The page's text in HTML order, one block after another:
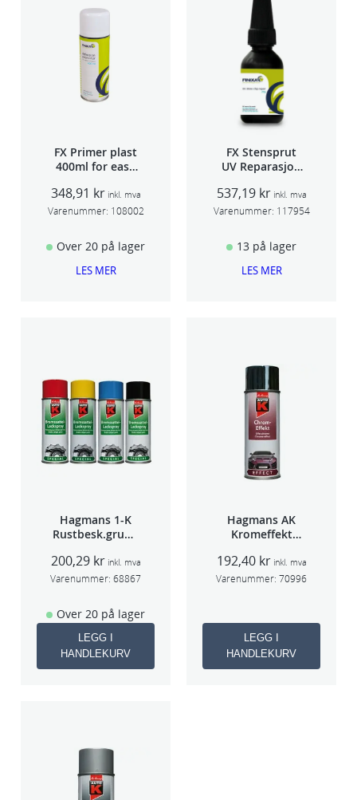
FX Primer plast
400ml for easy
TSP 030
348,91 kr inkl. mva
Varenummer: 108002
Over 20 på lager
LES MER
FX Stensprut
UV Reparasjon
537,19 kr inkl. mva
Varenummer: 117954
13 på lager
LES MER
Hagmans 1-K
Rustbesk.grunn
200,29 kr inkl. mva
Varenummer: 68867
Over 20 på lager
LEGG I
HANDLEKURV
Hagmans AK
Kromeffekt
192,40 kr inkl. mva
Varenummer: 70996
LEGG I
HANDLEKURV